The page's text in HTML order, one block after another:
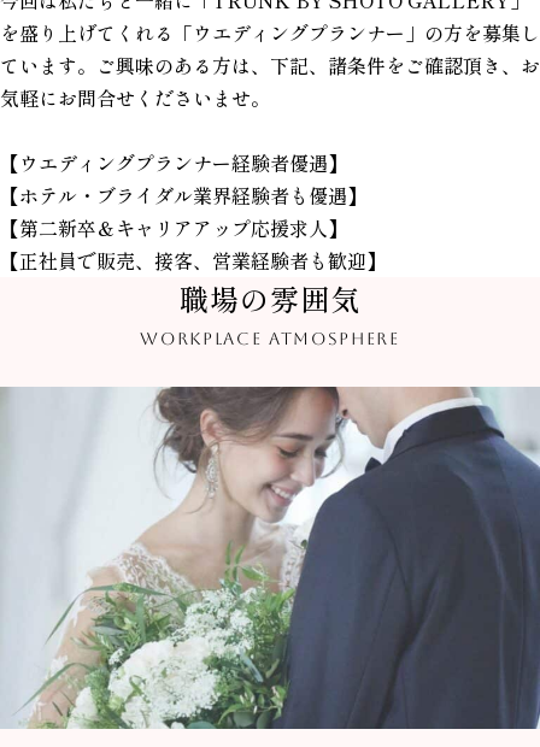
を盛り上げてくれる「ウエディングプランナー」の方を募集し
ています。ご興味のある方は、下記、諸条件をご確認頂き、お
気軽にお問合せくださいませ。
【ウエディングプランナー経験者優遇】
【ホテル・ブライダル業界経験者も優遇】
【第二新卒＆キャリアアップ応援求人】
【正社員で販売、接客、営業経験者も歓迎】
職場の雰囲気
WORKPLACE ATMOSPHERE